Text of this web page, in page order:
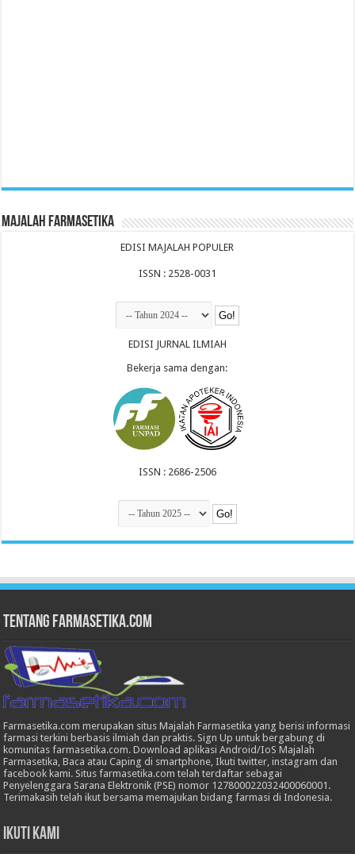
Majalah Farmasetika
EDISI MAJALAH POPULER
ISSN : 2528-0031
EDISI JURNAL ILMIAH
Bekerja sama dengan:
ISSN : 2686-2506
Tentang Farmasetika.com
Farmasetika.com merupakan situs Majalah Farmasetika yang berisi informasi
farmasi terkini berbasis ilmiah dan praktis. Sign Up untuk bergabung di
komunitas farmasetika.com. Download aplikasi Android/IoS Majalah
Farmasetika, Baca atau Caping di smartphone, Ikuti twitter, instagram dan
facebook kami. Situs farmasetika.com telah terdaftar sebagai
Penyelenggara Sarana Elektronik (PSE) nomor 127800022032400060001.
Terimakasih telah ikut bersama memajukan bidang farmasi di Indonesia.
Ikuti Kami